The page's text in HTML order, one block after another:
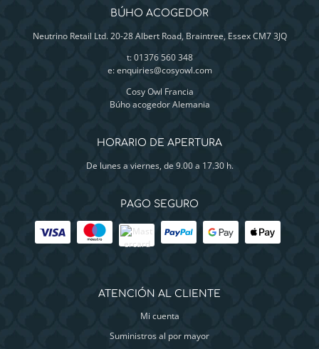
BÚHO ACOGEDOR
Neutrino Retail Ltd. 20-28 Albert Road, Braintree, Essex CM7 3JQ
t: 01376 560 348
e:enquiries@cosyowl.com
Cosy Owl Francia
Búho acogedor Alemania
HORARIO DE APERTURA
De lunes a viernes, de 9.00 a 17.30 h.
PAGO SEGURO
ATENCIÓN AL CLIENTE
Mi cuenta
Suministros al por mayor